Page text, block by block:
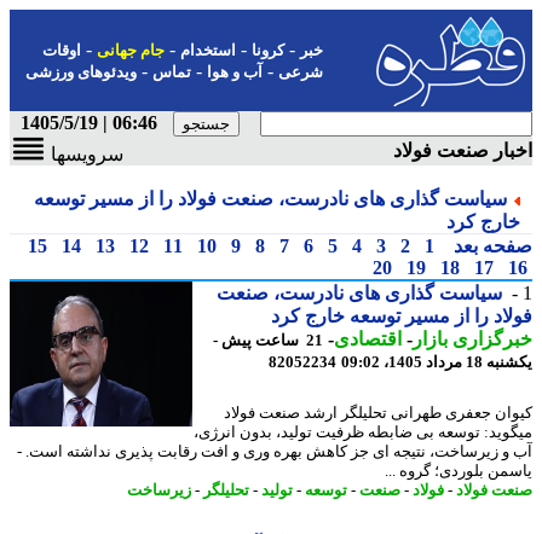
-کرونا-استخدام- جام جهانی-اوقات
شرعی-آب و هوا-تماس-ویدئوهای ورزشی
06:46 | 1405/5/19
صنعت فولاد
سرویسها
سیاست گذاری های نادرست، صنعت فولاد را از مسیر توسعه
کرد
بعد
1
2
3
4
5
6
7
8
9
10
11
12
13
14
15
17
18
19
20
سیاست گذاری های نادرست، صنعت
را از مسیر توسعه خارج کرد
بازار- اقتصادی-
21 ساعت پیش -
1405، 09:02
82052234
جعفری طهرانی تحلیلگر ارشد صنعت فولاد
توسعه بی ضابطه ظرفیت تولید، بدون انرژی،
زیرساخت، نتیجه ای جز کاهش بهره وری و افت رقابت پذیری نداشته است. -
بلوردی؛ گروه ...
فولاد-فولاد-صنعت-توسعه-تولید-تحلیلگر-زیرساخت